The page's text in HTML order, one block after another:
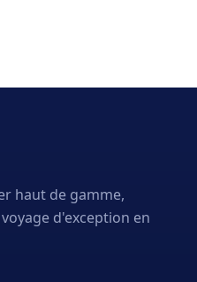
haut de gamme,
d'exception en